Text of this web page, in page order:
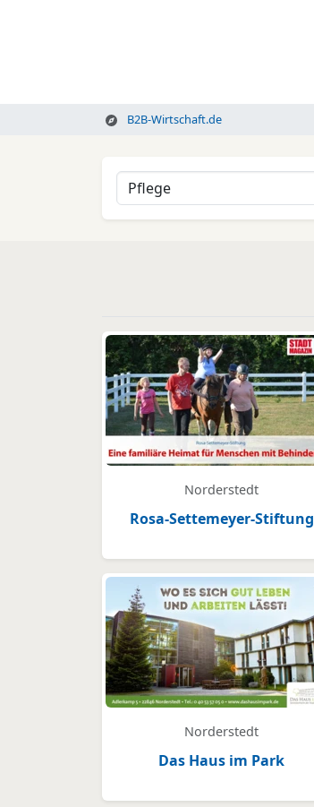
B2B-Wirtschaft.de
Norderstedt
Rosa-Settemeyer-Stiftung
Norderstedt
Das Haus im Park